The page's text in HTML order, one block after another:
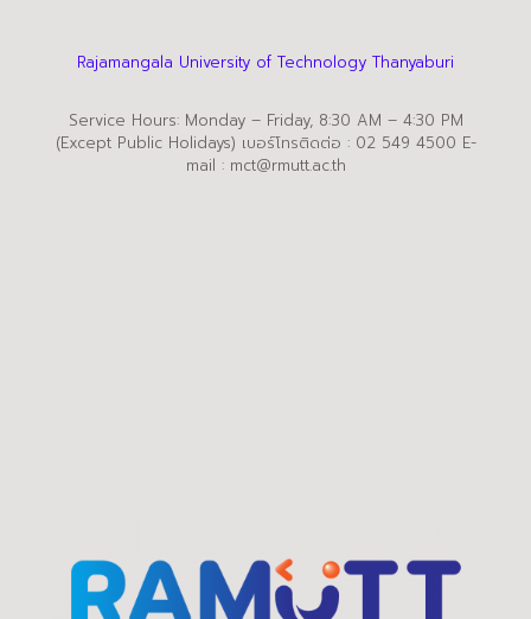
Rajamangala University of Technology Thanyaburi
Service Hours: Monday – Friday, 8:30 AM – 4:30 PM
(Except Public Holidays) เบอร์โทรติดต่อ : 02 549 4500 E-
mail : mct@rmutt.ac.th